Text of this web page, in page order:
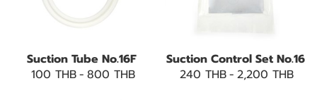
Suction Tube No.16F
100 THB- 800 THB
Suction Control Set No.16
240 THB- 2,200 THB